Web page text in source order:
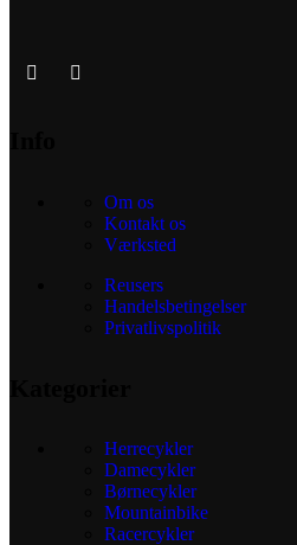
Om os
Kontakt os
Værksted
Reusers
Handelsbetingelser
Privatlivspolitik
Herrecykler
Damecykler
Børnecykler
Mountainbike
Racercykler